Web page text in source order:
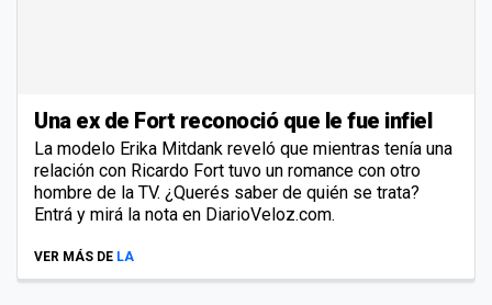
Una ex de Fort reconoció que le fue infiel
La modelo Erika Mitdank reveló que mientras tenía una
relación con Ricardo Fort tuvo un romance con otro
hombre de la TV. ¿Querés saber de quién se trata?
Entrá y mirá la nota en DiarioVeloz.com.
VER MÁS DE LA